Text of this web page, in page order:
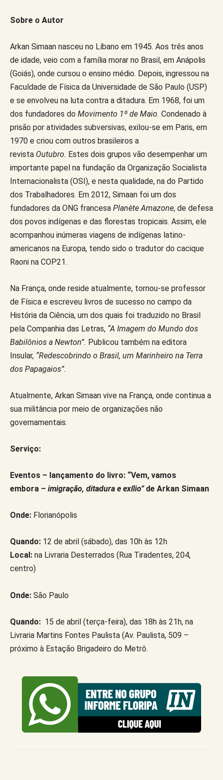
Sobre o Autor
Arkan Simaan nasceu no Líbano em 1945. Aos três anos
de idade, veio com a família morar no Brasil, em Anápolis
(Goiás), onde cursou o ensino médio. Depois, ingressou na
Faculdade de Física da Universidade de São Paulo (USP)
e se envolveu na luta contra a ditadura. Em 1968, foi um
dos fundadores do Movimento 1º de Maio. Condenado à
prisão por atividades subversivas, exilou-se em Paris, em
1970 e criou com outros brasileiros a
revista Outubro. Estes dois grupos vão desempenhar um
importante papel na fundação da Organização Socialista
Internacionalista (OSI), e nesta qualidade, na do Partido
dos Trabalhadores. Em 2012, Simaan foi um dos
fundadores da ONG francesa Planète Amazone, de defesa
dos povos indígenas e das florestas tropicais. Assim, ele
acompanhou inúmeras viagens de indígenas latino-
americanos na Europa, tendo sido o tradutor do cacique
Raoni na COP21.
Na França, onde reside atualmente, tornou-se professor
de Física e escreveu livros de sucesso no campo da
História da Ciência, um dos quais foi traduzido no Brasil
pela Companhia das Letras, “A Imagem do Mundo dos
Babilônios a Newton”. Publicou também na editora
Insular, “Redescobrindo o Brasil, um Marinheiro na Terra
dos Papagaios”.
Atualmente, Arkan Simaan vive na França, onde continua a
sua militância por meio de organizações não
governamentais.
Serviço:
Eventos – lançamento do livro: “Vem, vamos
embora – imigração, ditadura e exílio”de Arkan Simaan
Onde: Florianópolis
Quando: 12 de abril (sábado), das 10h às 12h
Local: na Livraria Desterrados (Rua Tiradentes, 204,
centro)
Onde: São Paulo
Quando: 15 de abril (terça-feira), das 18h às 21h, na
Livraria Martins Fontes Paulista (Av. Paulista, 509 –
próximo à Estação Brigadeiro do Metrô.